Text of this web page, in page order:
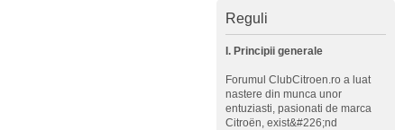
Reguli
I. Principii generale
Forumul ClubCitroen.ro a luat
nastere din munca unor
entuziasti, pasionati de marca
Citroën, exist&#226;nd